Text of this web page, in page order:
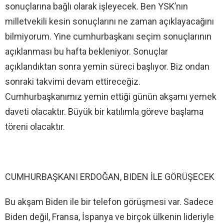
sonuçlarına bağlı olarak işleyecek. Ben YSK’nın
milletvekili kesin sonuçlarını ne zaman açıklayacağını
bilmiyorum. Yine cumhurbaşkanı seçim sonuçlarının
açıklanması bu hafta bekleniyor. Sonuçlar
açıklandıktan sonra yemin süreci başlıyor. Biz ondan
sonraki takvimi devam ettireceğiz.
Cumhurbaşkanımız yemin ettiği günün akşamı yemek
daveti olacaktır. Büyük bir katılımla göreve başlama
töreni olacaktır.
CUMHURBAŞKANI ERDOĞAN, BIDEN İLE GÖRÜŞECEK
Bu akşam Biden ile bir telefon görüşmesi var. Sadece
Biden değil, Fransa, İspanya ve birçok ülkenin lideriyle